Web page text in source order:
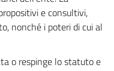
e consultivi,
nonché i poteri di cui al
o respinge lo statuto e